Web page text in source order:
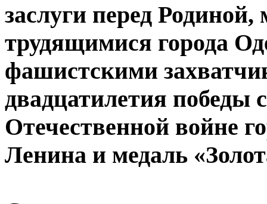
заслуги перед
трудящимися города
фашистскими
двадцатилетия победы
Отечественной войне
Ленина и медаль